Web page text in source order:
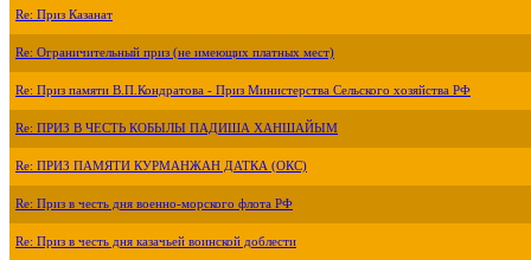
Re: Приз Казанат
Re: Ограничительный приз (не имеющих платных мест)
Re: Приз памяти В.П.Кондратова - Приз Министерства Сельского хозяйства РФ
Re: ПРИЗ В ЧЕСТЬ КОБЫЛЫ ПАДИША ХАНШАЙЫМ
Re: ПРИЗ ПАМЯТИ КУРМАНЖАН ДАТКА (ОКС)
Re: Приз в честь дня военно-морского флота РФ
Re: Приз в честь дня казачьей воинской доблести